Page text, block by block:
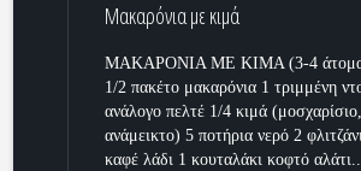
Μακαρόνια με κιμά
ΜΑΚΑΡΟΝΙΑ ΜΕ ΚΙΜΑ (3-4
1/2 πακέτο μακαρόνια 1 τριμμένη
ανάλογο πελτέ 1/4 κιμά
ανάμεικτο) 5 ποτήρια νερό 2
καφέ λάδι 1 κουταλάκι κοφτό